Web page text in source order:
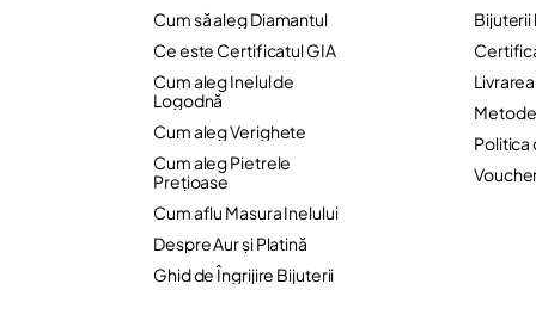
Cum să aleg Diamantul
Ce este Certificatul GIA
Cum aleg Inelul de
Logodnă
Cum aleg Verighete
Cum aleg Pietrele
Preţioase
Cum aflu Masura Inelului
Despre Aur și Platină
Ghid de Îngrijire Bijuterii
Bijuterii
Politica